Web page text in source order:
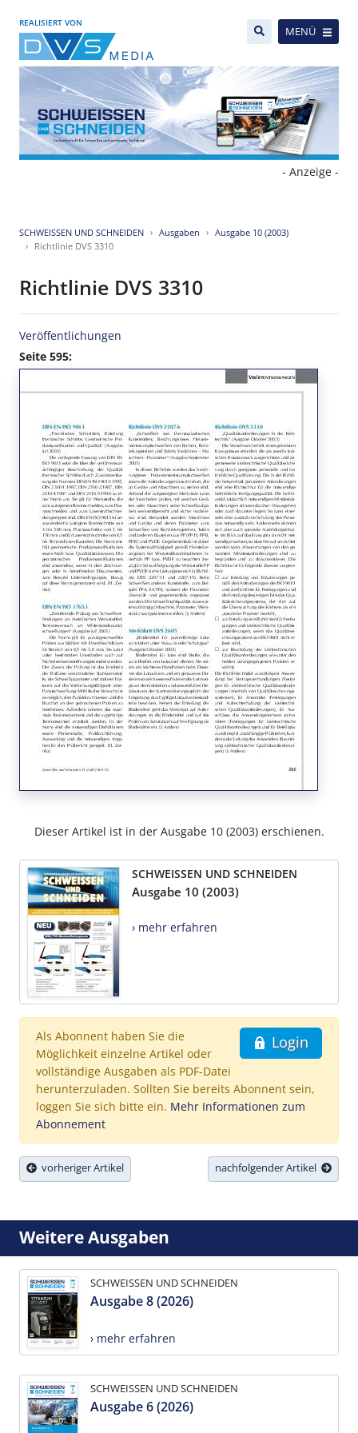
REALISIERT VON
MENÜ
- Anzeige -
SCHWEISSEN UND SCHNEIDEN Ausgaben
Ausgabe 10 (2003)
Richtlinie DVS 3310
Richtlinie DVS 3310
Veröffentlichungen
Seite 595:
Dieser Artikel ist in der Ausgabe 10 (2003) erschienen.
SCHWEISSEN UND SCHNEIDEN
Ausgabe 10 (2003)
› mehr erfahren
Login
Als Abonnent haben Sie die
Möglichkeit einzelne Artikel oder
vollständige Ausgaben als PDF-Datei
herunterzuladen. Sollten Sie bereits Abonnent sein,
loggen Sie sich bitte ein. Mehr Informationen zum
Abonnement
vorheriger Artikel nachfolgender Artikel
Weitere Ausgaben
SCHWEISSEN UND SCHNEIDEN
Ausgabe 8 (2026)
› mehr erfahren
SCHWEISSEN UND SCHNEIDEN
Ausgabe 6 (2026)